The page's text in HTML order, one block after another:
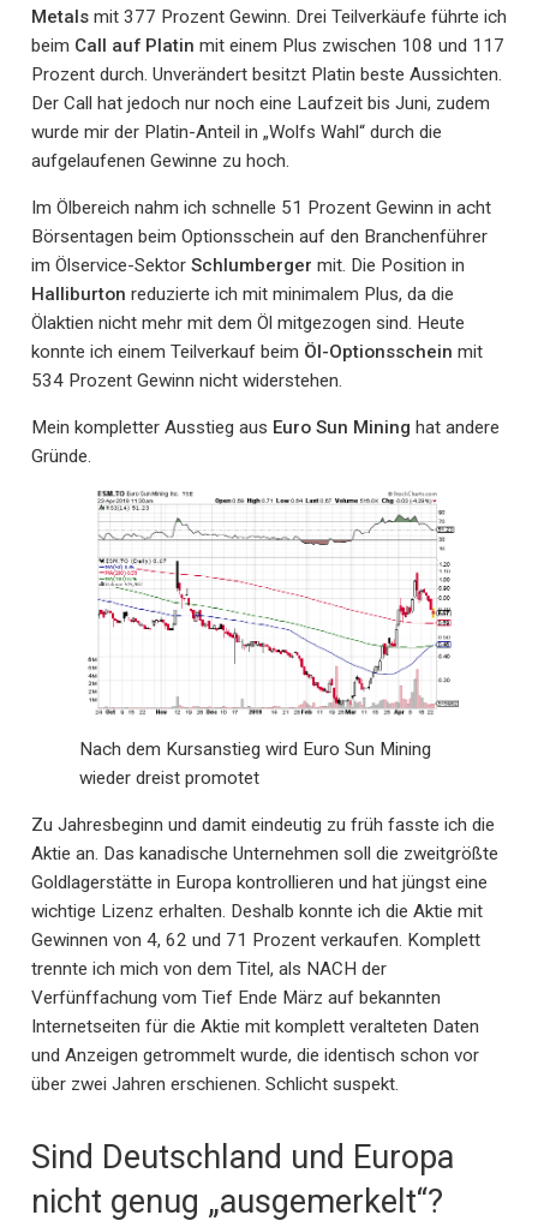
Metals mit 377 Prozent Gewinn. Drei Teilverkäufe führte ich
beim Call auf Platin mit einem Plus zwischen 108 und 117
Prozent durch. Unverändert besitzt Platin beste Aussichten.
Der Call hat jedoch nur noch eine Laufzeit bis Juni, zudem
wurde mir der Platin-Anteil in „Wolfs Wahl“ durch die
aufgelaufenen Gewinne zu hoch.
Im Ölbereich nahm ich schnelle 51 Prozent Gewinn in acht
Börsentagen beim Optionsschein auf den Branchenführer
im Ölservice-Sektor Schlumberger mit. Die Position in
Halliburton reduzierte ich mit minimalem Plus, da die
Ölaktien nicht mehr mit dem Öl mitgezogen sind. Heute
konnte ich einem Teilverkauf beim Öl-Optionsschein mit
534 Prozent Gewinn nicht widerstehen.
Mein kompletter Ausstieg aus Euro Sun Mining hat andere
Gründe.
Nach dem Kursanstieg wird Euro Sun Mining
wieder dreist promotet
Zu Jahresbeginn und damit eindeutig zu früh fasste ich die
Aktie an. Das kanadische Unternehmen soll die zweitgrößte
Goldlagerstätte in Europa kontrollieren und hat jüngst eine
wichtige Lizenz erhalten. Deshalb konnte ich die Aktie mit
Gewinnen von 4, 62 und 71 Prozent verkaufen. Komplett
trennte ich mich von dem Titel, als NACH der
Verfünffachung vom Tief Ende März auf bekannten
Internetseiten für die Aktie mit komplett veralteten Daten
und Anzeigen getrommelt wurde, die identisch schon vor
über zwei Jahren erschienen. Schlicht suspekt.
Sind Deutschland und Europa
nicht genug „ausgemerkelt“?